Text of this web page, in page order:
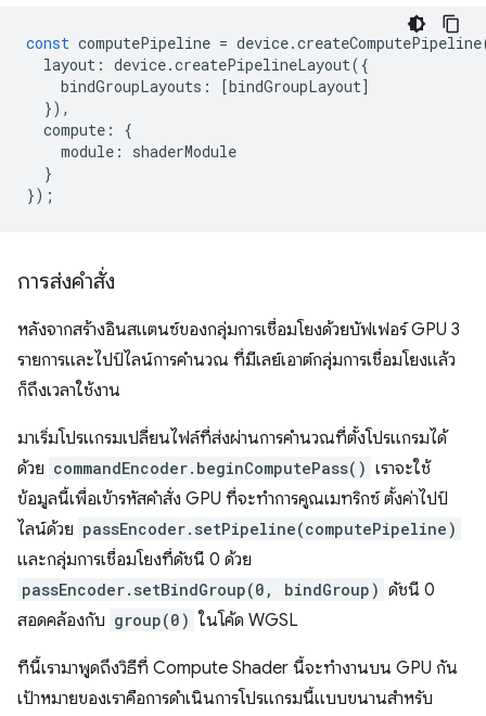
const computePipeline = device.createComputePipeline
layout : device.createPipelineLayout({
bindGroupLayouts : [bindGroupLayout]
}),
compute :
{
module :
shaderModule
}
});
การส่งคำสั่ง
หลังจากสร้างอินสแตนซ์ของกลุ่มการเชื่อมโยงด้วยบัฟเฟอร์ GPU 3
รายการและไปป์ไลน์การคำนวณ ที่มีเลย์เอาต์กลุ่มการเชื่อมโยงแล้ว
ก็ถึงเวลาใช้งาน
มาเริ่มโปรแกรมเปลี่ยนไฟล์ที่ส่งผ่านการคำนวณที่ตั้งโปรแกรมได้
ด้วย commandEncoder.beginComputePass() เราจะใช้
ข้อมูลนี้เพื่อเข้ารหัสคำสั่ง GPU ที่จะทำการคูณเมทริกซ์ ตั้งค่าไปป์
ไลน์ด้วย passEncoder.setPipeline(computePipeline)
และกลุ่มการเชื่อมโยงที่ดัชนี 0 ด้วย
passEncoder.setBindGroup(0, bindGroup) ดัชนี 0
สอดคล้องกับ group(0) ในโค้ด WGSL
ทีนี้เรามาพูดถึงวิธีที่ Compute Shader นี้จะทำงานบน GPU กัน
เป้าหมายของเราคือการดำเนินการโปรแกรมนี้แบบขนานสำหรับ